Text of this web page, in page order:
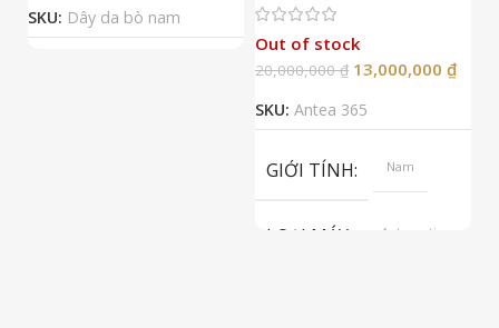
SKU: Dây da bò nam
Out of stock
20,000,000₫ 13,000,000 ₫
SKU: Antea 365
GIỚI TÍNH Nam
LOẠI MÁY
Automatic